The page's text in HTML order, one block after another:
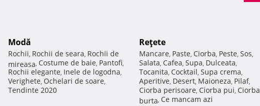
Modă
Rochii, Rochii de seara, Rochii de
mireasa, Costume de baie, Pantofi,
Rochii elegante, Inele de logodna,
Verighete, Ochelari de soare,
Tendinte 2020
Reţete
Mancare, Paste, Ciorba, Peste, Sos,
Salata, Cafea, Supa, Dulceata,
Tocanita, Cocktail, Supa crema,
Aperitive, Desert, Maioneza, Pilaf,
Ciorba perisoare, Ciorba pui, Ciorba
burta, Ce mancam azi